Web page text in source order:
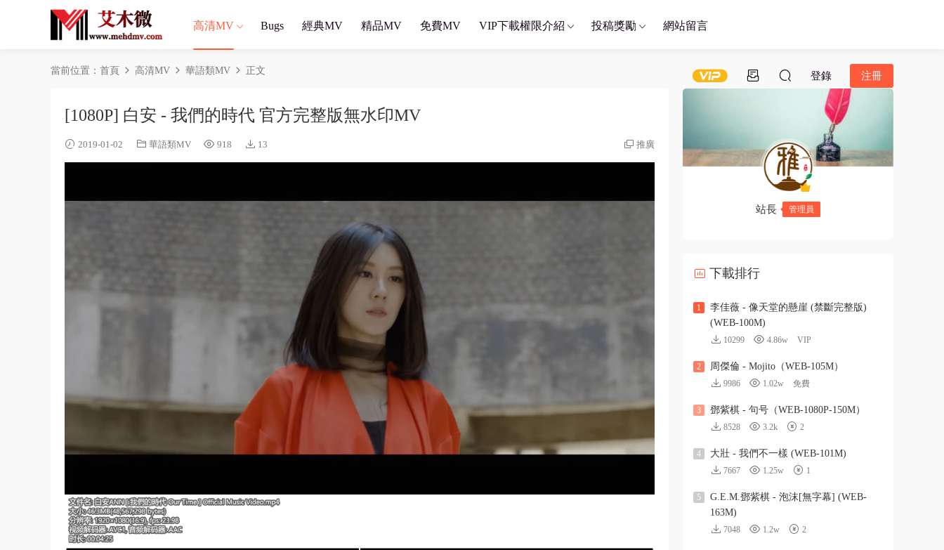
高清MV Bugs 經典MV 精品MV 免費MV VIP下載權限介紹 投稿獎勵 網站留言
登錄 注冊
當前位置： 首頁 高清MV 華語類MV 正文
[1080P] 白安 - 我們的時代 官方完整版無水印MV
2019-01-02 華語類MV 918 13 推廣
站長 管理員
下載排行
1
李佳薇 - 像天堂的懸崖 (禁斷完整版)
(WEB-100M)
10299 4.86w VIP
2 周傑倫 - Mojito（WEB-105M）
9986 1.02w 免費
3 鄧紫棋 - 句号（WEB-1080P-150M）
8528 3.2k 2
4 大壯 - 我們不一樣 (WEB-101M)
7667 1.25w 1
5
G.E.M.鄧紫棋 - 泡沫[無字幕] (WEB-
163M)
7048 1.2w 2